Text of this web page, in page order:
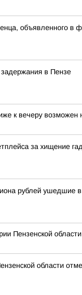
объявленного в
в Пензе
к вечеру
за хищение
рублей ушедшие в
Пензенской
области